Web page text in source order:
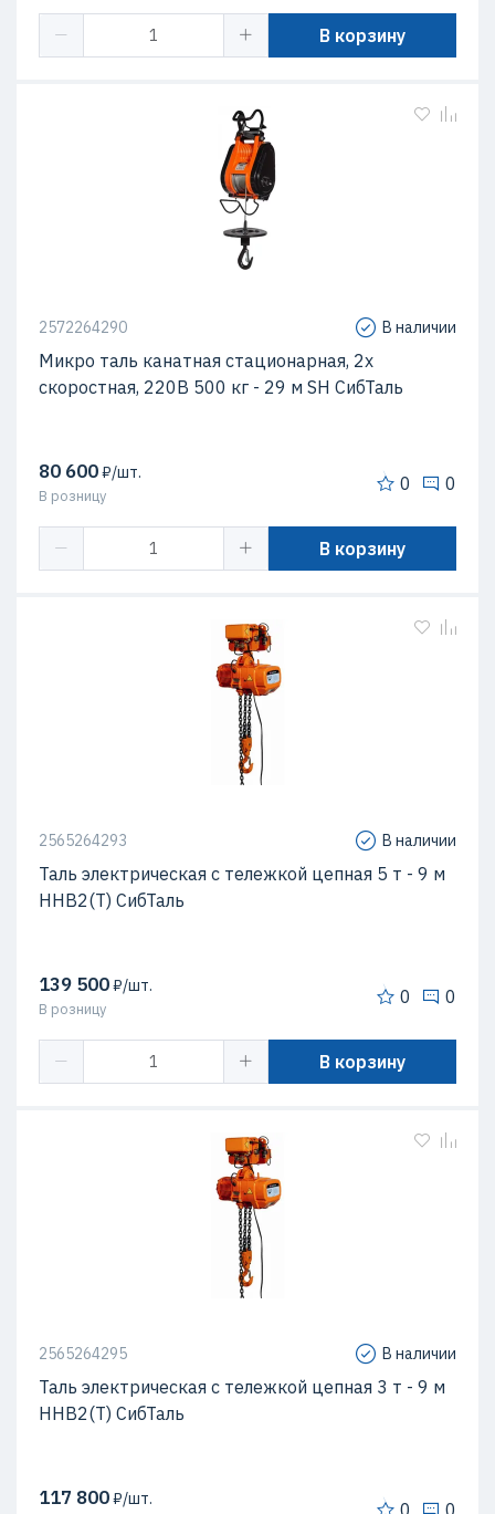
В корзину
2572264290 В наличии
Микро таль канатная стационарная, 2х
скоростная, 220В 500 кг - 29 м SH СибТаль
80 600₽/шт.
В розницу
0 0
В корзину
2565264293 В наличии
Таль электрическая с тележкой цепная 5 т - 9 м
ННВ2(T) СибТаль
139 500₽/шт.
В розницу
0 0
В корзину
2565264295 В наличии
Таль электрическая с тележкой цепная 3 т - 9 м
ННВ2(T) СибТаль
117 800₽/шт. 0 0